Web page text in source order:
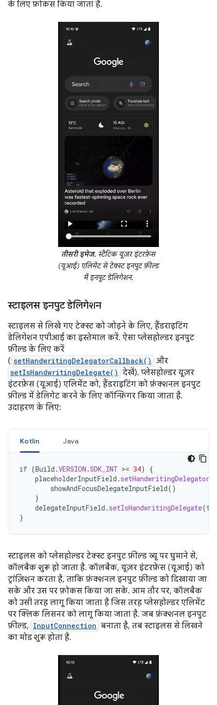
के लिए फ़ोकस किया जाता है.
तीसरी इमेज. स्टैटिक यूज़र इंटरफ़ेस
(यूआई) एलिमेंट से टेक्स्ट इनपुट फ़ील्ड
में इनपुट डेलिगेशन.
स्टाइलस इनपुट डेलिगेशन
स्टाइलस से लिखे गए टेक्स्ट को जोड़ने के लिए, हैंडराइटिंग
डेलिगेशन एपीआई का इस्तेमाल करें. ऐसा प्लेसहोल्डर इनपुट
फ़ील्ड के लिए करें
( setHandwritingDelegatorCallback() और
setIsHandwritingDelegate() देखें). प्लेसहोल्डर यूज़र
इंटरफ़ेस (यूआई) एलिमेंट को, हैंडराइटिंग को फ़ंक्शनल इनपुट
फ़ील्ड में डेलिगेट करने के लिए कॉन्फ़िगर किया जाता है.
उदाहरण के लिए:
Kotlin Java
if (Build .VERSION .SDK_INT >= 34)
{
placeholderInputField .
showAndFocusDelegateInputField()
}
delegateInputField . setIsHandwritingDelegate(
}
स्टाइलस को प्लेसहोल्डर टेक्स्ट इनपुट फ़ील्ड व्यू पर घुमाने से,
कॉलबैक शुरू हो जाता है. कॉलबैक, यूज़र इंटरफ़ेस (यूआई) को
ट्रांज़िशन करता है, ताकि फ़ंक्शनल इनपुट फ़ील्ड को दिखाया जा
सके और उस पर फ़ोकस किया जा सके. आम तौर पर, कॉलबैक
को उसी तरह लागू किया जाता है जिस तरह प्लेसहोल्डर एलिमेंट
पर क्लिक लिसनर को लागू किया जाता है. जब फ़ंक्शनल इनपुट
फ़ील्ड, InputConnection बनाता है, तब स्टाइलस से लिखने
का मोड शुरू होता है.